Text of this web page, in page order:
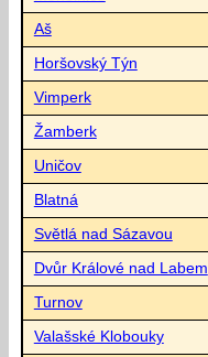
Aš
Horšovský Týn
Vimperk
Žamberk
Uničov
Blatná
Světlá nad Sázavou
Dvůr Králové nad Labem
Turnov
Valašské Klobouky